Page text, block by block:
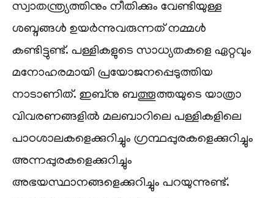
സ്വാതന്ത്ര്യത്തിനും നീതിക്കും വേണ്ടിയുള്ള
ശബ്ദങ്ങൾ ഉയർന്നുവരുന്നത് നമ്മൾ
കണ്ടിട്ടുണ്ട്. പള്ളികളുടെ സാധ്യതകളെ ഏറ്റവും
മനോഹരമായി പ്രയോജനപ്പെടുത്തിയ
നാടാണിത്. ഇബ്‌നു ബത്തൂത്തയുടെ യാത്രാ
വിവരണങ്ങളിൽ മലബാറിലെ പള്ളികളിലെ
പാഠശാലകളെക്കുറിച്ചും ഗ്രന്ഥപ്പുരകളെക്കുറിച്ചും
അന്നപ്പുരകളെക്കുറിച്ചും
അഭയസ്ഥാനങ്ങളെക്കുറിച്ചും പറയുന്നുണ്ട്.